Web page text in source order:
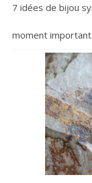
7 idées de bijou
moment important